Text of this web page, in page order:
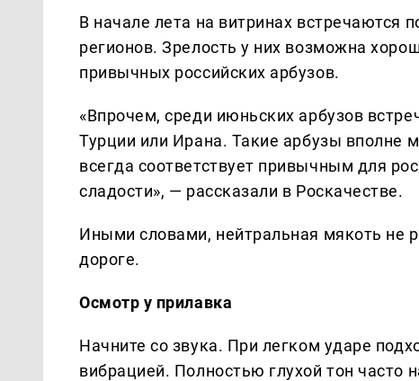
В начале лета на витринах встречаются
регионов. Зрелость у них возможна
привычных российских арбузов.
«Впрочем, среди июньских арбузов
Турции или Ирана. Такие арбузы вполне
всегда соответствует привычным для
сладости», — рассказали в Роскачестве.
Иными словами, нейтральная мякоть не
дороге.
Осмотр у прилавка
Начните со звука. При легком ударе
вибрацией. Полностью глухой тон часто